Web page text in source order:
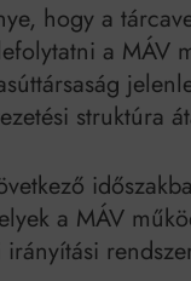
hogy a
a MÁV
struktúra
a MÁV